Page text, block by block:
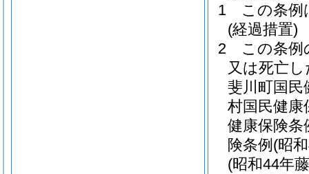
1
この条例
(経過措置)
2
この条例
又は死亡
斐川町国民
村国民健康
健康保険条
険条例 (昭
(昭和44年